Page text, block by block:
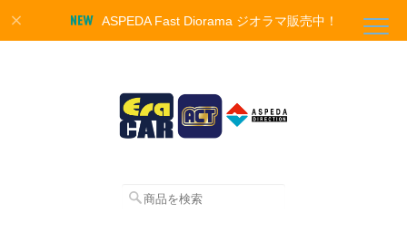
ASPEDA Fast Diorama ジオラマ販売中！